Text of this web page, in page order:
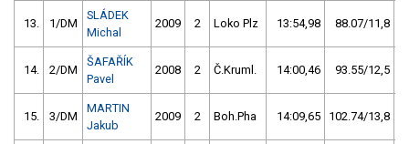
13. 1/DM
SLÁDEK
Michal
2009 2 Loko Plz 13:54,98 88.07/11,8
14. 2/DM
ŠAFAŘÍK
Pavel
2008 2 Č.Kruml. 14:00,46 93.55/12,5
15. 3/DM
MARTIN
Jakub
2009 2 Boh.Pha 14:09,65 102.74/13,8